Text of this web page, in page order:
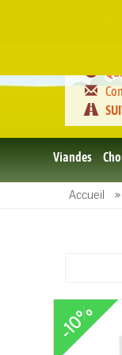
Viandes
Le porc
et BBQ
et BBQ
L'agneau
et BBQ
Accueil »
-10%